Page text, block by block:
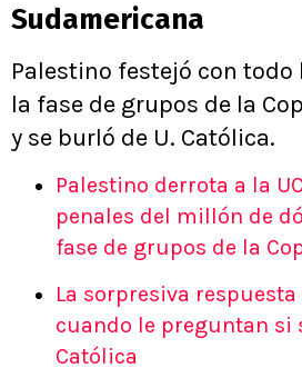
Sudamericana
Palestino festejó con
la fase de grupos de la
y se burló de U. Católica.
Palestino derrota a la
penales del millón de
fase de grupos de la
La sorpresiva
cuando le preguntan si
Católica